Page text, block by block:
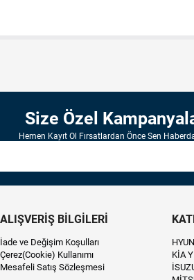
Size Özel
Hemen Kayıt Ol Fırsatlardan Önce Sen
ALIŞVERİŞ BİLGİLERİ
İade ve Değişim Koşulları
Çerez(Cookie) Kullanımı
Mesafeli Satış Sözleşmesi
KİA